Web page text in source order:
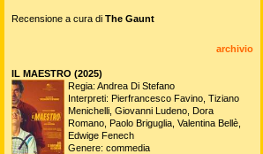
Recensione a cura di The Gaunt
archivio
IL MAESTRO (2025)
Regia: Andrea Di Stefano
Interpreti: Pierfrancesco Favino, Tiziano
Menichelli, Giovanni Ludeno, Dora
Romano, Paolo Briguglia, Valentina Bellè,
Edwige Fenech
Genere: commedia